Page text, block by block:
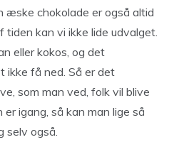
æske chokolade er også altid
tiden kan vi ikke lide udvalget.
eller kokos, og det
ikke få ned. Så er det
som man ved, folk vil blive
igang, så kan man lige så
selv også.